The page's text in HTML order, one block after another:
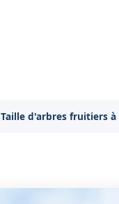
Taille d'arbres fruitiers à